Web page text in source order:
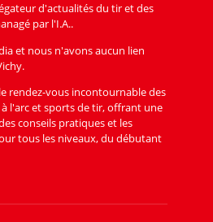
d'actualités du tir et des
par l'I.A..
et nous n'avons aucun lien
rendez-vous incontournable des
l'arc et sports de tir, offrant une
conseils pratiques et les
tous les niveaux, du débutant